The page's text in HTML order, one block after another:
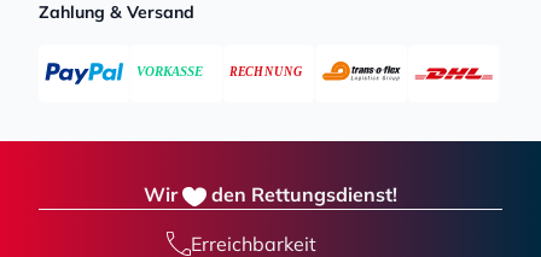
Zahlung & Versand
Wir den Rettungsdienst!
Erreichbarkeit